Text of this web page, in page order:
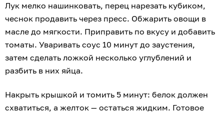
Лук мелко нашинковать, перец нарезать кубиком,
чеснок продавить через пресс. Обжарить овощи в
масле до мягкости. Приправить по вкусу и добавить
томаты. Уваривать соус 10 минут до заустения,
затем сделать ложкой несколько углублений и
разбить в них яйца.
Накрыть крышкой и томить 5 минут: белок должен
схватиться, а желток — остаться жидким. Готовое